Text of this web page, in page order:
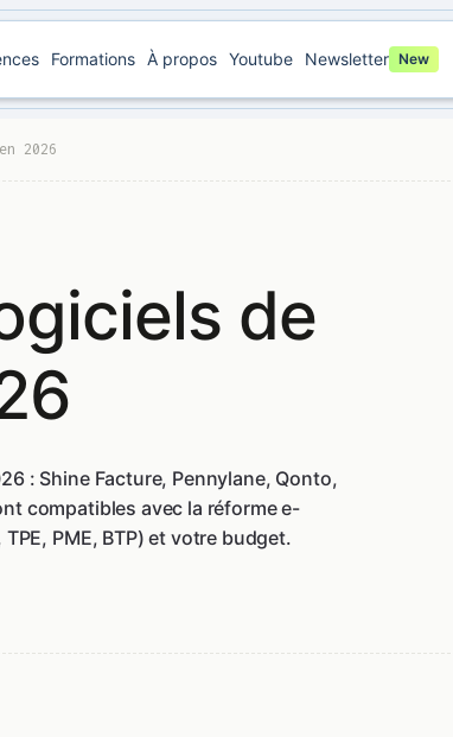
Formations À propos Youtube Newsletter New
2026
de
: Shine Facture, Pennylane, Qonto,
compatibles avec la réforme e-
PME, BTP) et votre budget.